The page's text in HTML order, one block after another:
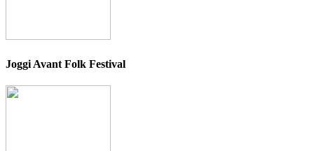
Joggi Avant Folk Festival